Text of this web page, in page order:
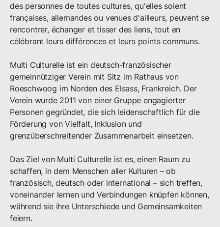
des personnes de toutes cultures, qu'elles soient
françaises, allemandes ou venues d'ailleurs, peuvent se
rencontrer, échanger et tisser des liens, tout en
célébrant leurs différences et leurs points communs.
Multi Culturelle ist ein deutsch-französischer
gemeinnütziger Verein mit Sitz im Rathaus von
Roeschwoog im Norden des Elsass, Frankreich. Der
Verein wurde 2011 von einer Gruppe engagierter
Personen gegründet, die sich leidenschaftlich für die
Förderung von Vielfalt, Inklusion und
grenzüberschreitender Zusammenarbeit einsetzen.
Das Ziel von Multi Culturelle ist es, einen Raum zu
schaffen, in dem Menschen aller Kulturen – ob
französisch, deutsch oder international – sich treffen,
voneinander lernen und Verbindungen knüpfen können,
während sie ihre Unterschiede und Gemeinsamkeiten
feiern.